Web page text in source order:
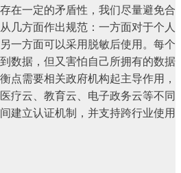
在一定的矛盾性，我们尽量避免合
几方面作出规范：一方面对于个人
一方面可以采用脱敏后使用。每个
数据，但又害怕自己所拥有的数据
点需要相关政府机构起主导作用，
疗云、教育云、电子政务云等不同
建立认证机制，并支持跨行业使用